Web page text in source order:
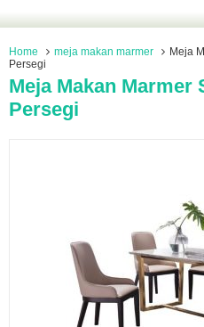
Home meja makan marmer
Meja
Persegi
Meja Makan Marmer
Persegi